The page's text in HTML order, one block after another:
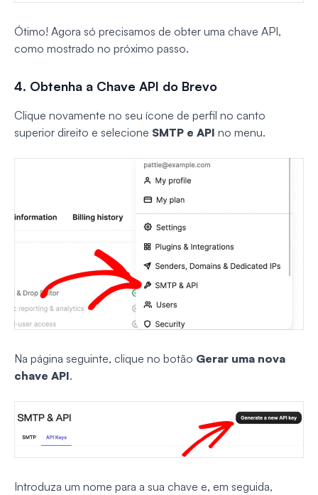
Ótimo! Agora só precisamos de obter uma chave API,
como mostrado no próximo passo.
4. Obtenha a Chave API do Brevo
Clique novamente no seu ícone de perfil no canto
superior direito e selecione SMTP e API no menu.
Na página seguinte, clique no botão Gerar uma nova
chave API.
Introduza um nome para a sua chave e, em seguida,